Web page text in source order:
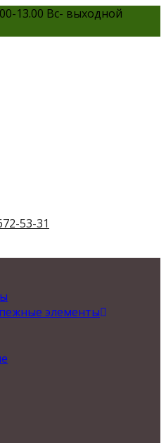
13.00 Вс- выходной
53-31
элементы